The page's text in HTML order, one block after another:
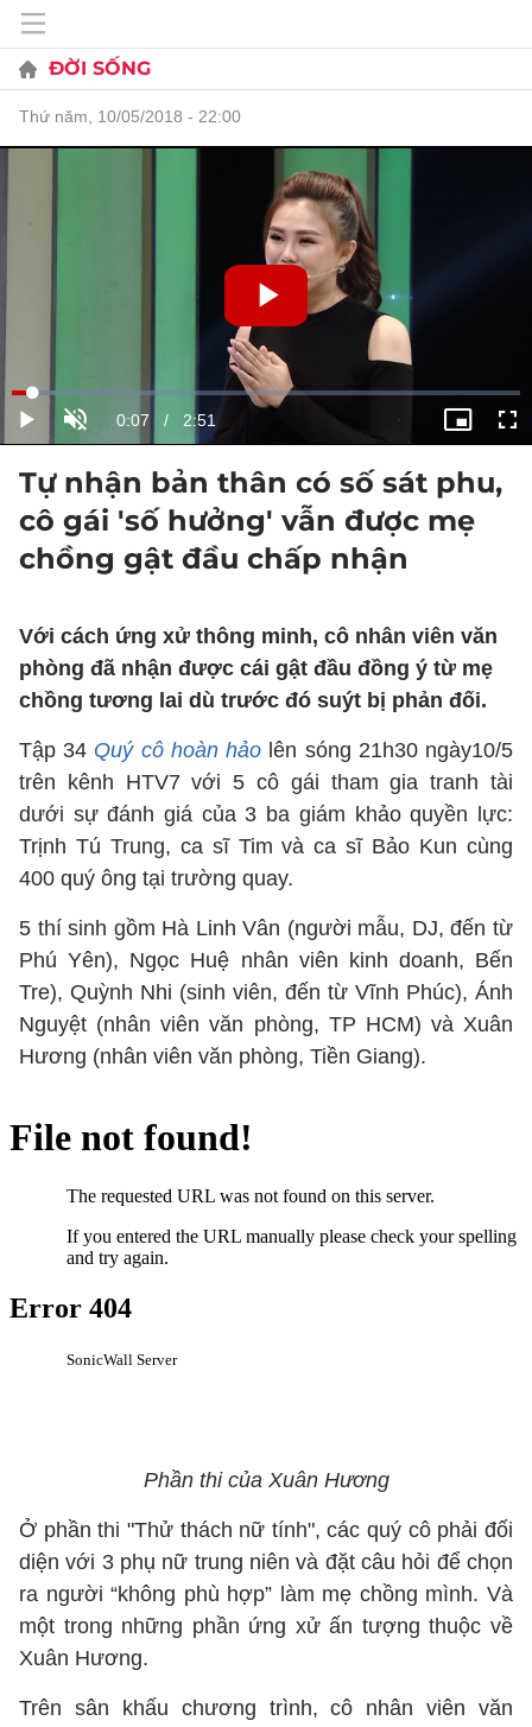
ĐỜI SỐNG
thứ năm, 10/05/2018 - 22:00
Tự nhận bản thân có số sát phu,
cô gái 'số hưởng' vẫn được mẹ
chồng gật đầu chấp nhận
Với cách ứng xử thông minh, cô nhân viên văn
phòng đã nhận được cái gật đầu đồng ý từ mẹ
chồng tương lai dù trước đó suýt bị phản đối.
Tập 34 Quý cô hoàn hảo lên sóng 21h30 ngày10/5
trên kênh HTV7 với 5 cô gái tham gia tranh tài
dưới sự đánh giá của 3 ba giám khảo quyền lực:
Trịnh Tú Trung, ca sĩ Tim và ca sĩ Bảo Kun cùng
400 quý ông tại trường quay.
5 thí sinh gồm Hà Linh Vân (người mẫu, DJ, đến từ
Phú Yên), Ngọc Huệ nhân viên kinh doanh, Bến
Tre), Quỳnh Nhi (sinh viên, đến từ Vĩnh Phúc), Ánh
Nguyệt (nhân viên văn phòng, TP HCM) và Xuân
Hương (nhân viên văn phòng, Tiền Giang).
Phần thi của Xuân Hương
Ở phần thi "Thử thách nữ tính", các quý cô phải đối
diện với 3 phụ nữ trung niên và đặt câu hỏi để chọn
ra người “không phù hợp” làm mẹ chồng mình. Và
một trong những phần ứng xử ấn tượng thuộc về
Xuân Hương.
Trên sân khấu chương trình, cô nhân viên văn